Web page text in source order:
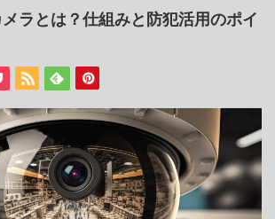
a
ラとは？仕組みと防犯活用のポイ